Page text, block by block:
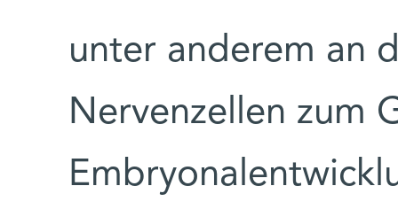
unter anderem an
Nervenzellen zum